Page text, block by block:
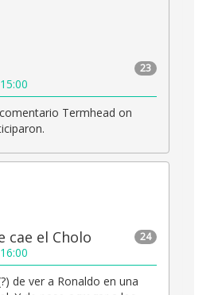
23
Termhead on
24
cae el Cholo
de ver a Ronaldo en una